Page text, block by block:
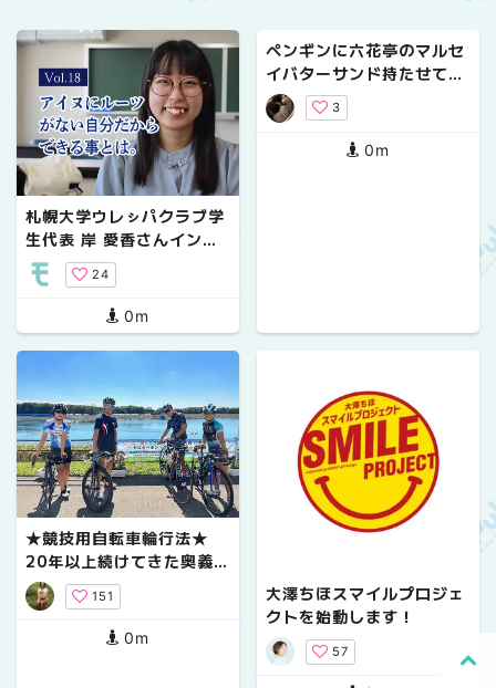
札幌大学ウレㇱパクラブ学
生代表 岸 愛香さんインタ
ビュー
24
0m
ペンギンに六花亭のマルセ
イバターサンド持たせてみ
た【銘菓】
3
0m
★競技用自転車輪行法★
20年以上続けてきた奥義を
公開(^^)
151
0m
大澤ちほスマイルプロジェ
クトを始動します！
57